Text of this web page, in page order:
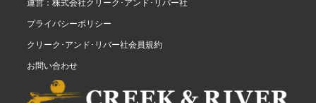
運営：株式会社クリーク･アンド･リバー社
プライバシーポリシー
クリーク･アンド･リバー社会員規約
お問い合わせ